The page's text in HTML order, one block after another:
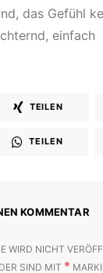
das Gefühl
einfach
TEILEN
TEILEN
KOMMENTAR
WIRD NICHT
SIND MIT *